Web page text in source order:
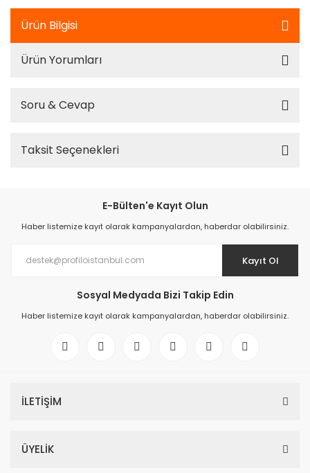
Ürün Bilgisi
Ürün Yorumları
Soru & Cevap
Taksit Seçenekleri
E-Bülten'e Kayıt Olun
Haber listemize kayıt olarak kampanyalardan, haberdar olabilirsiniz.
Kayıt Ol
Sosyal Medyada Bizi Takip Edin
Haber listemize kayıt olarak kampanyalardan, haberdar olabilirsiniz.
İLETİŞİM
ÜYELİK